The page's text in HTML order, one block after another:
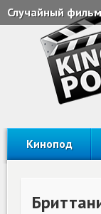
Случайный фильм
Кинопод